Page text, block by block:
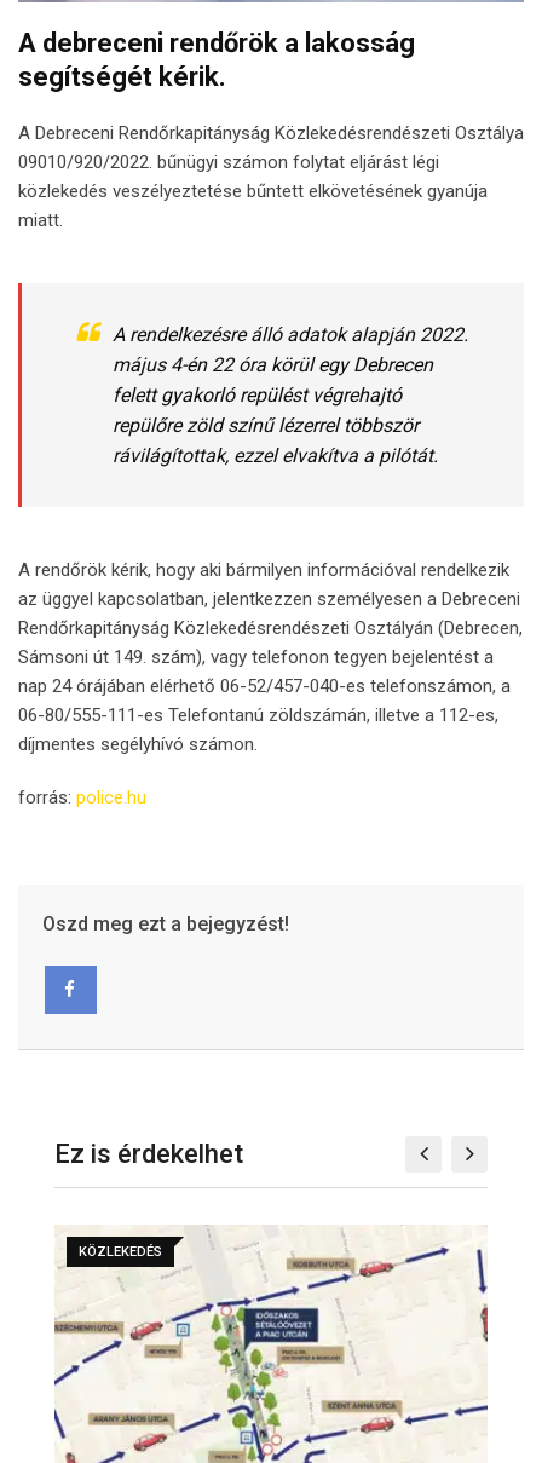
A debreceni rendőrök a lakosság
segítségét kérik.
A Debreceni Rendőrkapitányság Közlekedésrendészeti Osztálya
09010/920/2022. bűnügyi számon folytat eljárást légi
közlekedés veszélyeztetése bűntett elkövetésének gyanúja
miatt.
A rendelkezésre álló adatok alapján 2022.
május 4-én 22 óra körül egy Debrecen
felett gyakorló repülést végrehajtó
repülőre zöld színű lézerrel többször
rávilágítottak, ezzel elvakítva a pilótát.
A rendőrök kérik, hogy aki bármilyen információval rendelkezik
az üggyel kapcsolatban, jelentkezzen személyesen a Debreceni
Rendőrkapitányság Közlekedésrendészeti Osztályán (Debrecen,
Sámsoni út 149. szám), vagy telefonon tegyen bejelentést a
nap 24 órájában elérhető 06-52/457-040-es telefonszámon, a
06-80/555-111-es Telefontanú zöldszámán, illetve a 112-es,
díjmentes segélyhívó számon.
forrás: police.hu
Oszd meg ezt a bejegyzést!
Ez is érdekelhet
KÖZLEKEDÉS